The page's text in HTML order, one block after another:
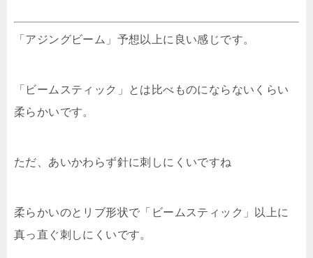
「アジングビーム」予想以上に良い感じです。
「ビームスティック」とは比べものにならないくらい
柔らかいです。
ただ、あいかわらず針に刺しにくいですね
柔らかいのとリブ形状で「ビームスティック」以上に
真っ直ぐ刺しにくいです。